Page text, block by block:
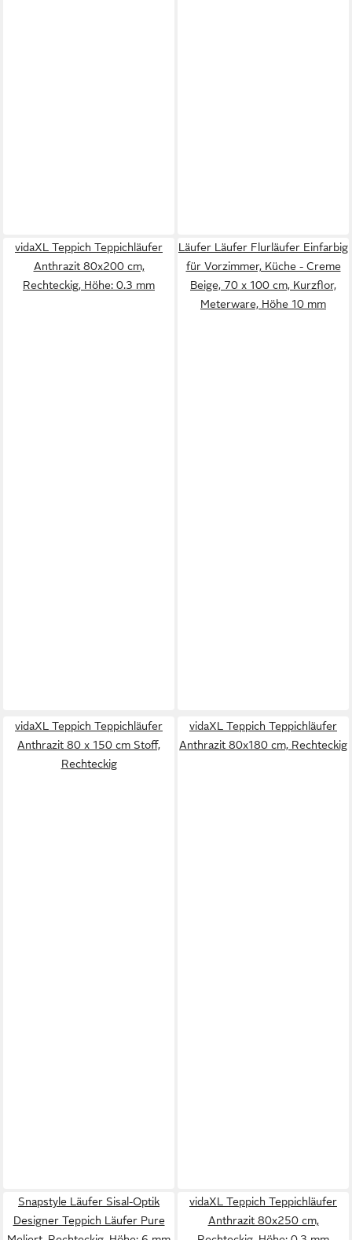
vidaXL Teppich Teppichläufer
Anthrazit 80x200 cm,
Rechteckig, Höhe: 0.3 mm
Läufer Läufer Flurläufer Einfarbig
für Vorzimmer, Küche - Creme
Beige, 70 x 100 cm, Kurzflor,
Meterware, Höhe 10 mm
vidaXL Teppich Teppichläufer
Anthrazit 80 x 150 cm Stoff,
Rechteckig
vidaXL Teppich Teppichläufer
Anthrazit 80x180 cm, Rechteckig
Snapstyle Läufer Sisal-Optik
Designer Teppich Läufer Pure
vidaXL Teppich Teppichläufer
Anthrazit 80x250 cm,